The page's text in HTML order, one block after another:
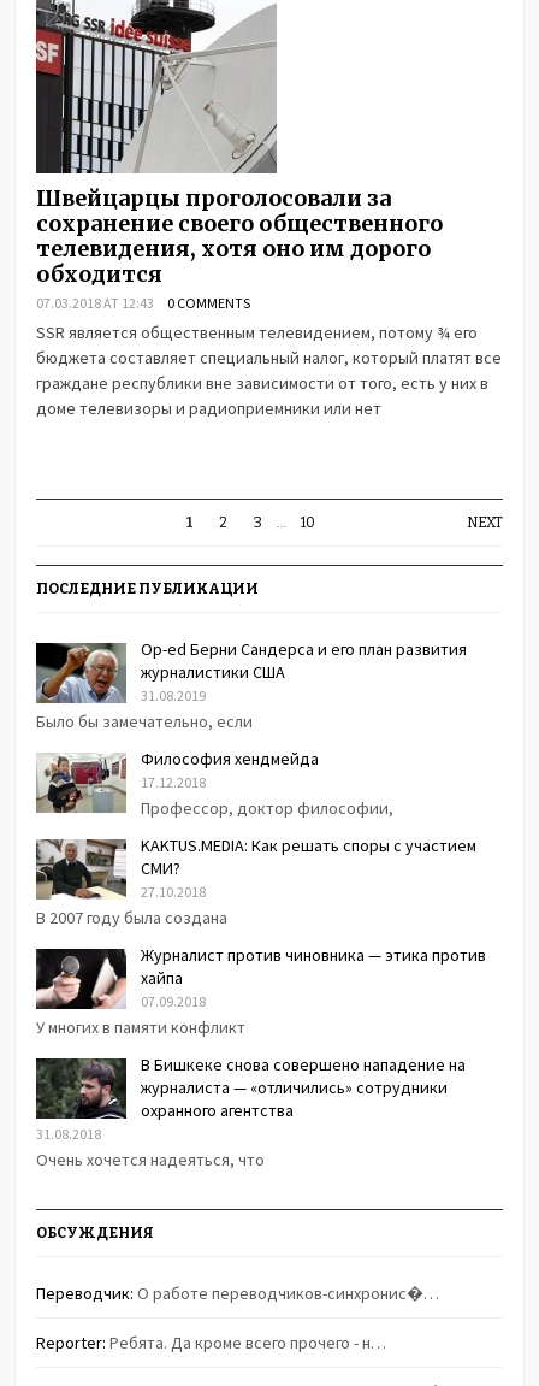
Швейцарцы проголосовали за
сохранение своего общественного
телевидения, хотя оно им дорого
обходится
07.03.2018 AT 12:43 0 COMMENTS
SSR является общественным телевидением, потому ¾ его
бюджета составляет специальный налог, который платят все
граждане республики вне зависимости от того, есть у них в
доме телевизоры и радиоприемники или нет
1 2 3 10 NEXT
ПОСЛЕДНИЕ ПУБЛИКАЦИИ
Op-ed Берни Сандерса и его план развития
журналистики США
31.08.2019
Было бы замечательно, если
Философия хендмейда
17.12.2018
Профессор, доктор философии,
KAKTUS.MEDIA: Как решать споры с участием
СМИ?
27.10.2018
В 2007 году была создана
Журналист против чиновника — этика против
хайпа
07.09.2018
У многих в памяти конфликт
В Бишкеке снова совершено нападение на
журналиста — «отличились» сотрудники
охранного агентства
31.08.2018
Очень хочется надеяться, что
ОБСУЖДЕНИЯ
Переводчик: О работе переводчиков-синхронис�…
Reporter: Ребята. Да кроме всего прочего - н…